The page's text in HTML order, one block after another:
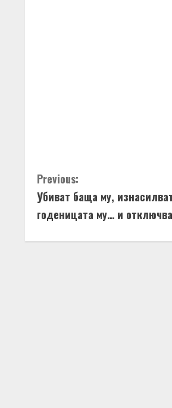
C
o
Previous:
Убиват баща му,
годеницата му… и